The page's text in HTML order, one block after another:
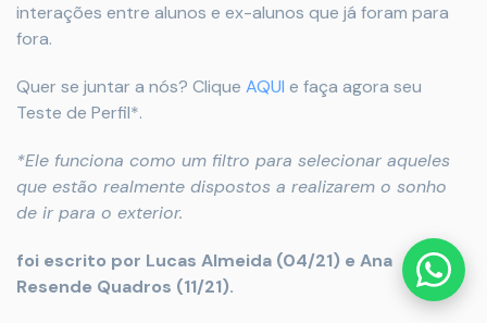
interações entre alunos e ex-alunos que já foram para
fora.
Quer se juntar a nós? Clique AQUI e faça agora seu
Teste de Perfil*.
*Ele funciona como um filtro para selecionar aqueles
que estão realmente dispostos a realizarem o sonho
de ir para o exterior.
foi escrito por Lucas Almeida (04/21) e Ana
Resende Quadros (11/21).